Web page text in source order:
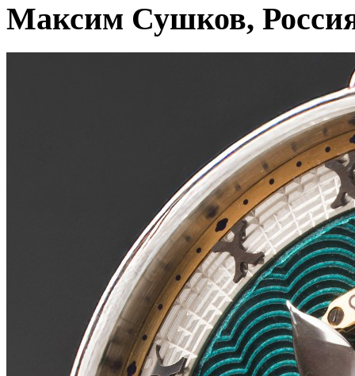
Максим Сушков,